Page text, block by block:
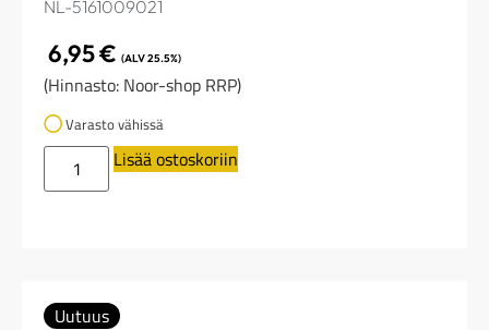
NL-5161009021
6,95€ (ALV 25.5%)
(Hinnasto: Noor-shop RRP)
Varasto vähissä
Lisää ostoskoriin
Uutuus